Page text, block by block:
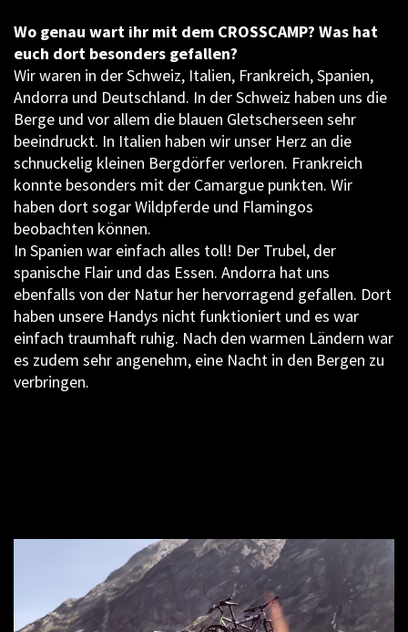
Wo genau wart ihr mit dem CROSSCAMP? Was hat
euch dort besonders gefallen?
Wir waren in der Schweiz, Italien, Frankreich, Spanien,
Andorra und Deutschland. In der Schweiz haben uns die
Berge und vor allem die blauen Gletscherseen sehr
beeindruckt. In Italien haben wir unser Herz an die
schnuckelig kleinen Bergdörfer verloren. Frankreich
konnte besonders mit der Camargue punkten. Wir
haben dort sogar Wildpferde und Flamingos
beobachten können.
In Spanien war einfach alles toll! Der Trubel, der
spanische Flair und das Essen. Andorra hat uns
ebenfalls von der Natur her hervorragend gefallen. Dort
haben unsere Handys nicht funktioniert und es war
einfach traumhaft ruhig. Nach den warmen Ländern war
es zudem sehr angenehm, eine Nacht in den Bergen zu
verbringen.